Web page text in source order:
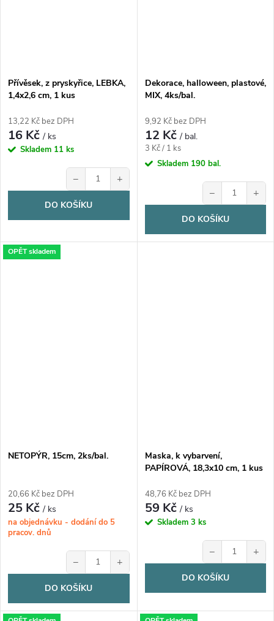
Přívěsek, z pryskyřice, LEBKA,
1,4x2,6 cm, 1 kus
13,22 Kč bez DPH
16 Kč/ ks
Skladem 11 ks
− +
DO KOŠÍKU
Dekorace, halloween, plastové,
MIX, 4ks/bal.
9,92 Kč bez DPH
12 Kč/ bal.
Měrná
cena:
3 Kč / 1 ks
Skladem 190 bal.
− +
DO KOŠÍKU
OPĚT skladem
NETOPÝR, 15cm, 2ks/bal.
20,66 Kč bez DPH
25 Kč/ ks
na objednávku - dodání do 5
pracov. dnů
− +
DO KOŠÍKU
Maska, k vybarvení,
PAPÍROVÁ, 18,3x10 cm, 1 kus
48,76 Kč bez DPH
59 Kč/ ks
Skladem 3 ks
− +
DO KOŠÍKU